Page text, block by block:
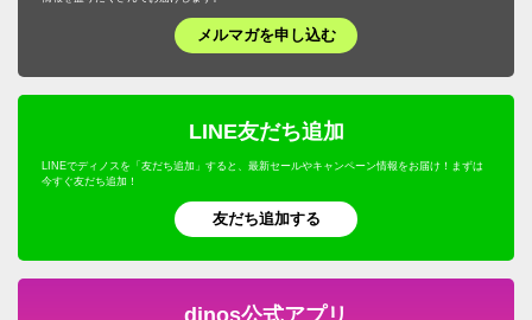
メルマガを申し込む
LINE友だち追加
LINEでディノスを「友だち追加」すると、最新セールやキャンペーン情報をお届け！まずは
今すぐ友だち追加！
友だち追加する